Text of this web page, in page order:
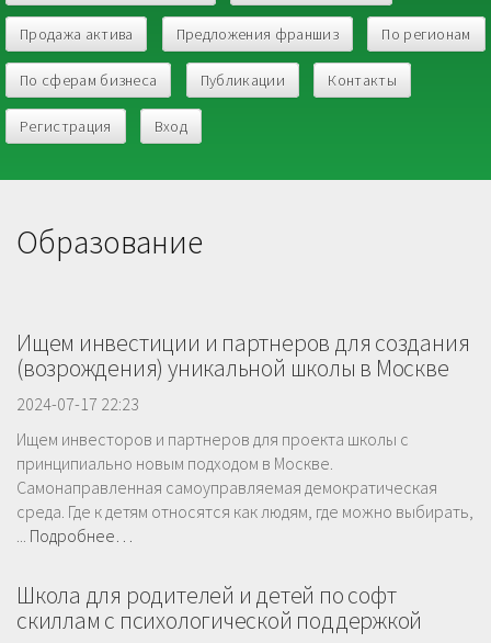
Продажа актива Предложения франшиз По регионам
По сферам бизнеса Публикации Контакты
Регистрация Вход
Образование
Ищем инвестиции и партнеров для создания
(возрождения) уникальной школы в Москве
2024-07-17 22:23
Ищем инвесторов и партнеров для проекта школы с
принципиально новым подходом в Москве.
Самонаправленная самоуправляемая демократическая
среда. Где к детям относятся как людям, где можно выбирать,
Подробнее…
Школа для родителей и детей по софт
скиллам с психологической поддержкой